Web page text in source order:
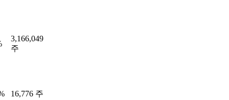
3,166,049
주
16,776 주